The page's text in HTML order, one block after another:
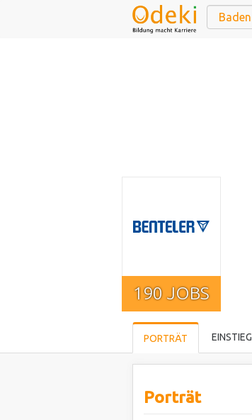
190 JOBS
PORTRÄT EINSTIEG
Porträt